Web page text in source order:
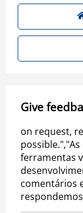
Give
on request,
ferramentas
comentários